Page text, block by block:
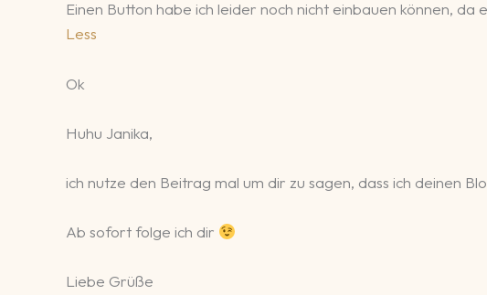
Einen Button habe ich leider noch nicht einbauen können, da
Less
Ok
Huhu Janika,
ich nutze den Beitrag mal um dir zu sagen, dass ich deinen
Ab sofort folge ich dir
Liebe Grüße